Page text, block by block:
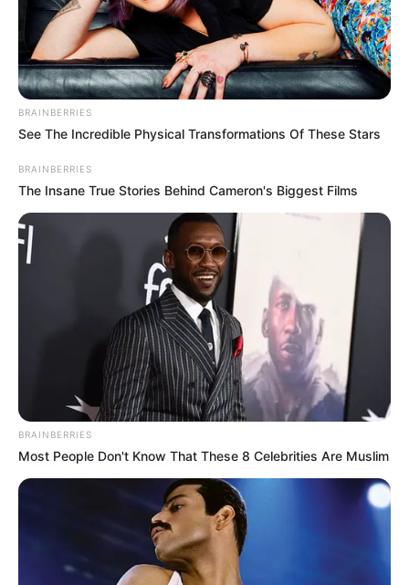
ΣΠΑΜΕ ΤΟ ΜΑΤΡΙΞ – ΤΟ ΒΙΒΛΙΟ
BRAINBERRIES
See The Incredible Physical Transformations Of These Stars
BRAINBERRIES
The Insane True Stories Behind Cameron's Biggest Films
BRAINBERRIES
Most People Don't Know That These 8 Celebrities Are Muslim